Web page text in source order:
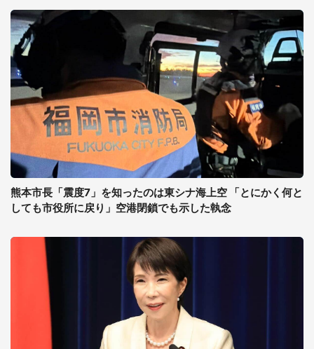
熊本市長「震度7」を知ったのは東シナ海上空 「とにかく何と
しても市役所に戻り」空港閉鎖でも示した執念